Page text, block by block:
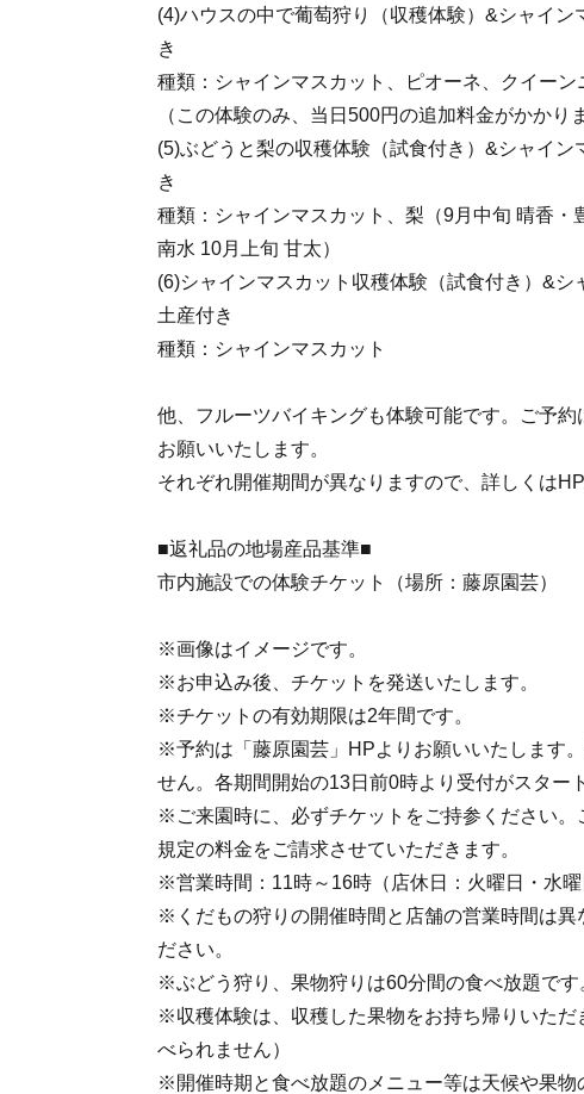
(4)ハウスの中で葡萄狩り（収穫体験）&シャイン
き
種類：シャインマスカット、ピオーネ、クイーン
（この体験のみ、当日500円の追加料金がかかり
(5)ぶどうと梨の収穫体験（試食付き）&シャイン
き
種類：シャインマスカット、梨（9月中旬 晴香・
南水 10月上旬 甘太）
(6)シャインマスカット収穫体験（試食付き）&シ
土産付き
種類：シャインマスカット
他、フルーツバイキングも体験可能です。ご予約
お願いいたします。
それぞれ開催期間が異なりますので、詳しくは
■返礼品の地場産品基準■
市内施設での体験チケット（場所：藤原園芸）
※画像はイメージです。
※お申込み後、チケットを発送いたします。
※チケットの有効期限は2年間です。
※予約は「藤原園芸」HPよりお願いいたします
せん。各期間開始の13日前0時より受付がスター
※ご来園時に、必ずチケットをご持参ください。
規定の料金をご請求させていただきます。
※営業時間：11時～16時（店休日：火曜日・水曜
※くだもの狩りの開催時間と店舗の営業時間は異
ださい。
※ぶどう狩り、果物狩りは60分間の食べ放題です
※収穫体験は、収穫した果物をお持ち帰りいただ
べられません）
※開催時期と食べ放題のメニュー等は天候や果物